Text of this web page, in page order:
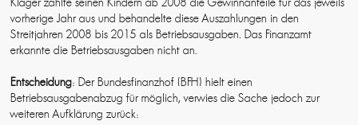
vorherige Jahr aus und behandelte diese Auszahlungen in den
Streitjahren 2008 bis 2015 als Betriebsausgaben. Das Finanzamt
erkannte die Betriebsausgaben nicht an.
Entscheidung: Der Bundesfinanzhof (BFH) hielt einen
Betriebsausgabenabzug für möglich, verwies die Sache jedoch zur
weiteren Aufklärung zurück: